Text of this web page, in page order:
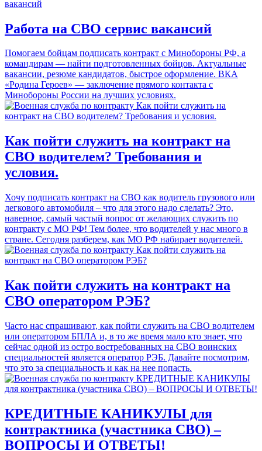
Работа на СВО сервис вакансий
Помогаем бойцам подписать контракт с Минобороны РФ, а
командирам — найти подготовленных бойцов. Актуальные
вакансии, резюме кандидатов, быстрое оформление. ВКА
«Родина Героев» — заключение прямого контакта с
Минобороны России на лучших условиях.
Как пойти служить на контракт на
СВО водителем? Требования и
условия.
Хочу подписать контракт на СВО как водитель грузового или
легкового автомобиля – что для этого надо сделать? Это,
наверное, самый частый вопрос от желающих служить по
контракту с МО РФ! Тем более, что водителей у нас много в
стране. Сегодня разберем, как МО РФ набирает водителей.
Как пойти служить на контракт на
СВО оператором РЭБ?
Часто нас спрашивают, как пойти служить на СВО водителем
или оператором БПЛА и, в то же время мало кто знает, что
сейчас одной из остро востребованных на СВО воинских
специальностей является оператор РЭБ. Давайте посмотрим,
что это за специальность и как на нее попасть.
КРЕДИТНЫЕ КАНИКУЛЫ для
контрактника (участника СВО) –
ВОПРОСЫ И ОТВЕТЫ!